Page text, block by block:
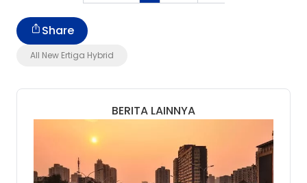
All New Ertiga Hybrid
Share
BERITA LAINNYA